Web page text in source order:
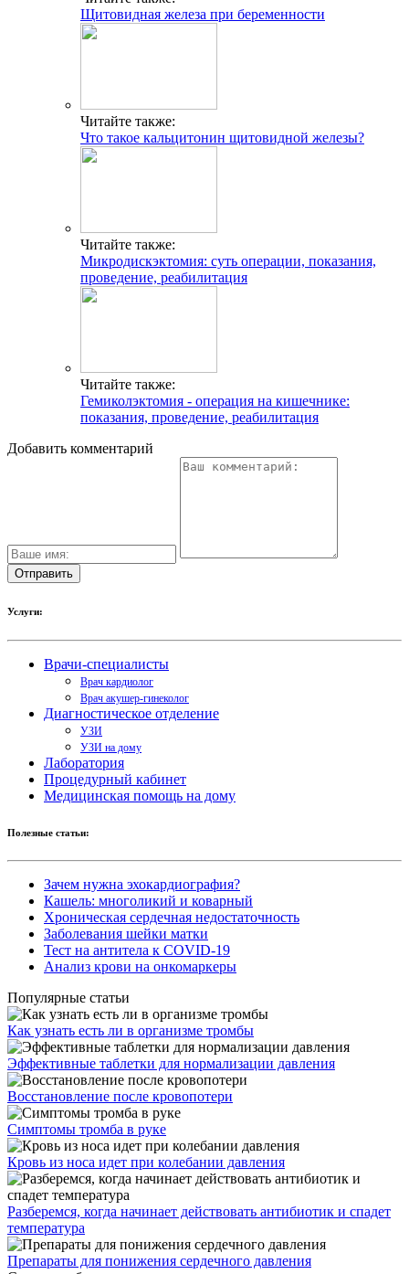
Щитовидная железа при беременности
Читайте также:
Что такое кальцитонин щитовидной железы?
Читайте также:
Микродискэктомия: суть операции, показания,
проведение, реабилитация
Читайте также:
Гемиколэктомия - операция на кишечнике:
показания, проведение, реабилитация
Добавить комментарий
Услуги:
Врачи-специалисты
Врач кардиолог
Врач акушер-гинеколог
Диагностическое отделение
УЗИ
УЗИ на дому
Лаборатория
Процедурный кабинет
Медицинская помощь на дому
Полезные статьи:
Зачем нужна эхокардиография?
Кашель: многоликий и коварный
Хроническая сердечная недостаточность
Заболевания шейки матки
Тест на антитела к COVID-19
Анализ крови на онкомаркеры
Популярные статьи
Как узнать есть ли в организме тромбы
Эффективные таблетки для нормализации давления
Восстановление после кровопотери
Симптомы тромба в руке
Кровь из носа идет при колебании давления
Разберемся, когда начинает действовать антибиотик и спадет
температура
Препараты для понижения сердечного давления